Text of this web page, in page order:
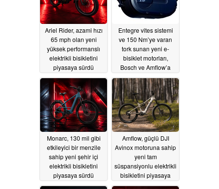
Ariel Rider, azami hızı
65 mph olan yeni
yüksek performanslı
elektrikli bisikletini
piyasaya sürdü
07/09/2026
Entegre vites sistemi
ve 150 Nm’ye varan
tork sunan yeni e-
bisiklet motorları,
Bosch ve Amflow’a
rakip oluyor06/27/2026
Monarc, 130 mil gibi
etkileyici bir menzile
sahip yeni şehir içi
elektrikli bisikletini
piyasaya sürdü
06/25/2026
Amflow, güçlü DJI
Avinox motoruna sahip
yeni tam
süspansiyonlu elektrikli
bisikletini piyasaya
sürdü06/25/2026